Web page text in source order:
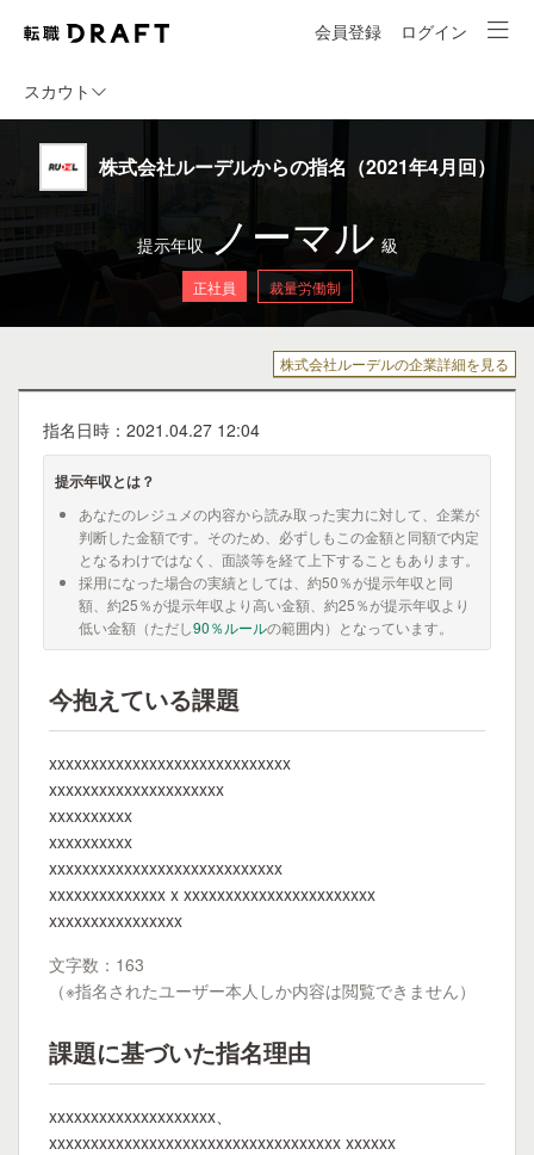
会員登録 ログイン
スカウト
株式会社ルーデルからの指名（2021年4月回）
提示年収 ノーマル 級
正社員 裁量労働制
株式会社ルーデルの企業詳細を見る
指名日時：2021.04.27 12:04
提示年収とは？
あなたのレジュメの内容から読み取った実力に対して、企業が
判断した金額です。そのため、必ずしもこの金額と同額で内定
となるわけではなく、面談等を経て上下することもあります。
採用になった場合の実績としては、約50％が提示年収と同
額、約25％が提示年収より高い金額、約25％が提示年収より
低い金額（ただし90％ルールの範囲内）となっています。
今抱えている課題
xxxxxxxxxxxxxxxxxxxxxxxxxxxxx
xxxxxxxxxxxxxxxxxxxxx
xxxxxxxxxx
xxxxxxxxxx
xxxxxxxxxxxxxxxxxxxxxxxxxxxx
xxxxxxxxxxxxxx x xxxxxxxxxxxxxxxxxxxxxxx
xxxxxxxxxxxxxxxx
文字数：163
（※指名されたユーザー本人しか内容は閲覧できません）
課題に基づいた指名理由
xxxxxxxxxxxxxxxxxxxx、
xxxxxxxxxxxxxxxxxxxxxxxxxxxxxxxxxxx xxxxxx